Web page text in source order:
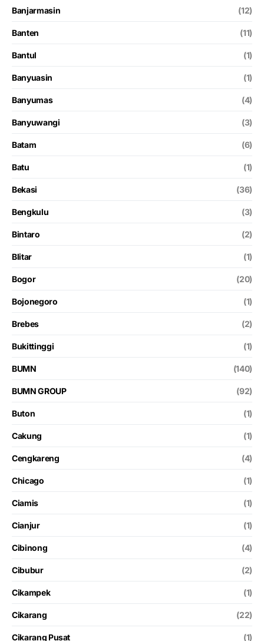
Banjarmasin (12)
Banten (11)
Bantul (1)
Banyuasin (1)
Banyumas (4)
Banyuwangi (3)
Batam (6)
Batu (1)
Bekasi (36)
Bengkulu (3)
Bintaro (2)
Blitar (1)
Bogor (20)
Bojonegoro (1)
Brebes (2)
Bukittinggi (1)
BUMN (140)
BUMN GROUP (92)
Buton (1)
Cakung (1)
Cengkareng (4)
Chicago (1)
Ciamis (1)
Cianjur (1)
Cibinong (4)
Cibubur (2)
Cikampek (1)
Cikarang (22)
Cikarang Pusat (1)